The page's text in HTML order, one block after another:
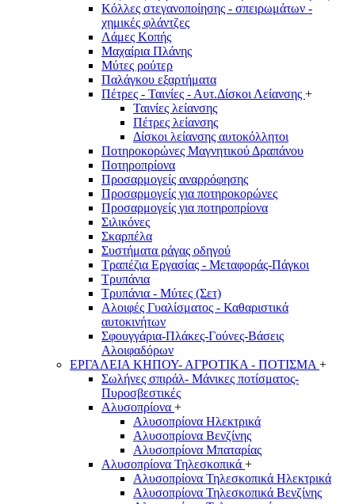
Κόλλες στεγανοποίησης - σπειρωμάτων -
χημικές φλάντζες
Λάμες Κοπής
Μαχαίρια Πλάνης
Μύτες ρούτερ
Παλάγκου εξαρτήματα
Πέτρες - Ταινίες - Αυτ.Δίσκοι Λείανσης +
Ταινίες λείανσης
Πέτρες λείανσης
Δίσκοι λείανσης αυτοκόλλητοι
Ποτηροκορώνες Μαγνητικού Δραπάνου
Ποτηροπρίονα
Προσαρμογείς αναρρόφησης
Προσαρμογείς για ποτηροκορώνες
Προσαρμογείς για ποτηροπρίονα
Σιλικόνες
Σκαρπέλα
Συστήματα ράγας οδηγού
Τραπέζια Εργασίας - Μεταφοράς-Πάγκοι
Τρυπάνια
Τρυπάνια - Μύτες (Σετ)
Αλοιφές Γυαλίσματος - Καθαριστικά
αυτοκινήτων
Σφουγγάρια-Πλάκες-Γούνες-Βάσεις
Αλοιφαδόρων
ΕΡΓΑΛΕΙΑ ΚΗΠΟΥ- ΑΓΡΟΤΙΚΑ - ΠΟΤΙΣΜΑ +
Σωλήνες σπιράλ- Μάνικες ποτίσματος-
Πυροσβεστικές
Αλυσοπρίονα +
Αλυσοπρίονα Ηλεκτρικά
Αλυσοπρίονα Βενζίνης
Αλυσοπρίονα Μπαταρίας
Αλυσοπρίονα Τηλεσκοπικά +
Αλυσοπρίονα Τηλεσκοπικά Ηλεκτρικά
Αλυσοπρίονα Τηλεσκοπικά Βενζίνης